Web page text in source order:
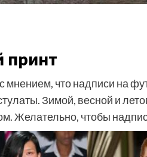
принт
мнением, что надписи на
Зимой, весной и
Желательно, чтобы